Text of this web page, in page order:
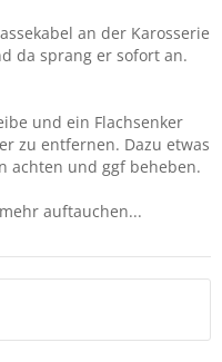
an der Karosserie
da sprang er sofort an.
und ein Flachsenker
zu entfernen. Dazu etwas
achten und ggf beheben.
auftauchen...